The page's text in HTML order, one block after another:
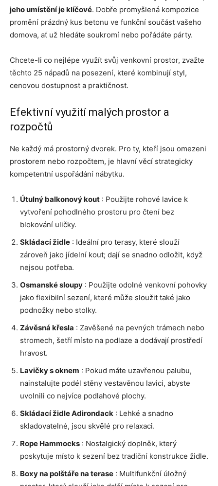
jeho umístění je klíčové. Dobře promyšlená kompozice
promění prázdný kus betonu ve funkční součást vašeho
domova, ať už hledáte soukromí nebo pořádáte párty.
Chcete-li co nejlépe využít svůj venkovní prostor, zvažte
těchto 25 nápadů na posezení, které kombinují styl,
cenovou dostupnost a praktičnost.
Efektivní využití malých prostor a
rozpočtů
Ne každý má prostorný dvorek. Pro ty, kteří jsou omezeni
prostorem nebo rozpočtem, je hlavní věcí strategicky
kompetentní uspořádání nábytku.
Útulný balkonový kout : Použijte rohové lavice k
vytvoření pohodlného prostoru pro čtení bez
blokování uličky.
Skládací židle : Ideální pro terasy, které slouží
zároveň jako jídelní kout; dají se snadno odložit, když
nejsou potřeba.
Osmanské sloupy : Použijte odolné venkovní pohovky
jako flexibilní sezení, které může sloužit také jako
podnožky nebo stolky.
Závěsná křesla : Zavěšené na pevných trámech nebo
stromech, šetří místo na podlaze a dodávají prostředí
hravost.
Lavičky s oknem : Pokud máte uzavřenou palubu,
nainstalujte podél stěny vestavěnou lavici, abyste
uvolnili co nejvíce podlahové plochy.
Skládací židle Adirondack : Lehké a snadno
skladovatelné, jsou skvělé pro relaxaci.
Rope Hammocks : Nostalgický doplněk, který
poskytuje místo k sezení bez tradiční konstrukce židle.
Boxy na polštáře na terase : Multifunkční úložný